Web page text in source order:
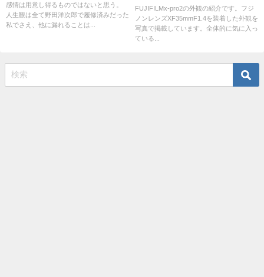
感情は用意し得るものではないと思う。
人生観は全て野田洋次郎で履修済みだった
私でさえ、他に漏れることは...
FUJIFILMx-pro2の外観の紹介です。フジ
ノンレンズXF35mmF1.4を装着した外観を
写真で掲載しています。全体的に気に入っ
ている...